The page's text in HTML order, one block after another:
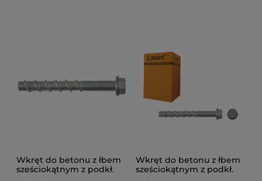
Wkręt do betonu z łbem
sześciokątnym z podkł.
Wkręt do betonu z łbem
sześciokątnym z podkł.